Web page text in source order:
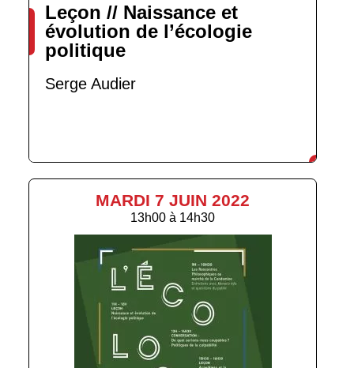
Leçon // Naissance et
évolution de l’écologie
politique
Serge Audier
MARDI 7 JUIN 2022
13h00 à 14h30